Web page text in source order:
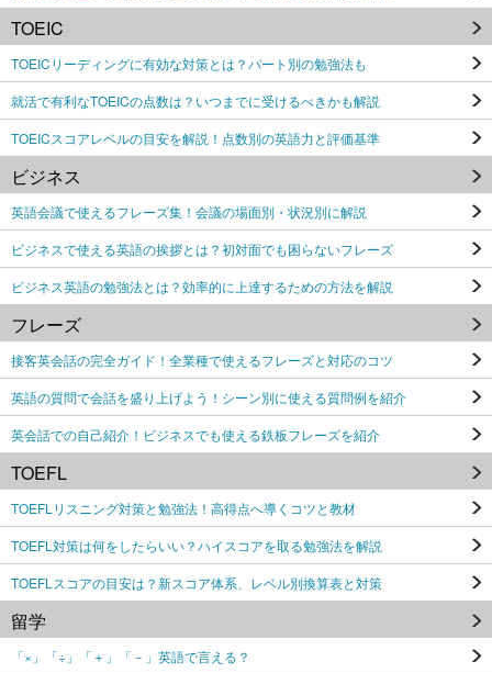
TOEIC
TOEICリーディングに有効な対策とは？パート別の勉強法も
就活で有利なTOEICの点数は？いつまでに受けるべきかも解説
TOEICスコアレベルの目安を解説！点数別の英語力と評価基準
ビジネス
英語会議で使えるフレーズ集！会議の場面別・状況別に解説
ビジネスで使える英語の挨拶とは？初対面でも困らないフレーズ
ビジネス英語の勉強法とは？効率的に上達するための方法を解説
フレーズ
接客英会話の完全ガイド！全業種で使えるフレーズと対応のコツ
英語の質問で会話を盛り上げよう！シーン別に使える質問例を紹介
英会話での自己紹介！ビジネスでも使える鉄板フレーズを紹介
TOEFL
TOEFLリスニング対策と勉強法！高得点へ導くコツと教材
TOEFL対策は何をしたらいい？ハイスコアを取る勉強法を解説
TOEFLスコアの目安は？新スコア体系、レベル別換算表と対策
留学
「×」「÷」「＋」「－」英語で言える？